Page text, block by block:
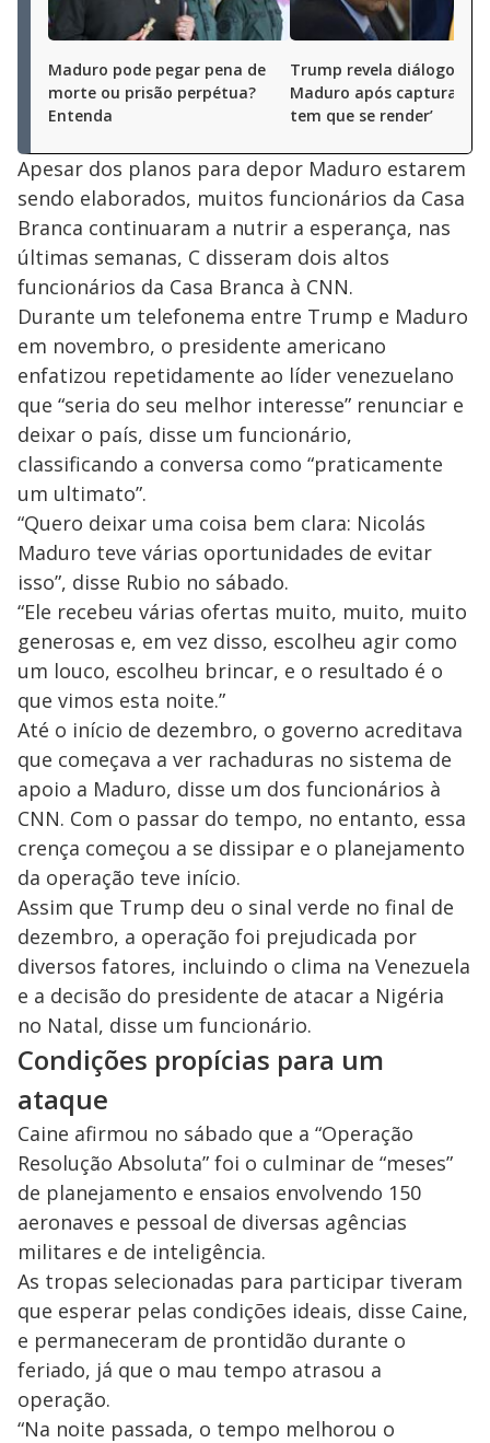
Maduro pode pegar pena de
morte ou prisão perpétua?
Entenda
Trump revela diálogo
Maduro após captura:
tem que se render’
Apesar dos planos para depor Maduro estarem
sendo elaborados, muitos funcionários da Casa
Branca continuaram a nutrir a esperança, nas
últimas semanas, C disseram dois altos
funcionários da Casa Branca à CNN.
Durante um telefonema entre Trump e Maduro
em novembro, o presidente americano
enfatizou repetidamente ao líder venezuelano
que “seria do seu melhor interesse” renunciar e
deixar o país, disse um funcionário,
classificando a conversa como “praticamente
um ultimato”.
“Quero deixar uma coisa bem clara: Nicolás
Maduro teve várias oportunidades de evitar
isso”, disse Rubio no sábado.
“Ele recebeu várias ofertas muito, muito, muito
generosas e, em vez disso, escolheu agir como
um louco, escolheu brincar, e o resultado é o
que vimos esta noite.”
Até o início de dezembro, o governo acreditava
que começava a ver rachaduras no sistema de
apoio a Maduro, disse um dos funcionários à
CNN. Com o passar do tempo, no entanto, essa
crença começou a se dissipar e o planejamento
da operação teve início.
Assim que Trump deu o sinal verde no final de
dezembro, a operação foi prejudicada por
diversos fatores, incluindo o clima na Venezuela
e a decisão do presidente de atacar a Nigéria
no Natal, disse um funcionário.
Condições propícias para um
ataque
Caine afirmou no sábado que a “Operação
Resolução Absoluta” foi o culminar de “meses”
de planejamento e ensaios envolvendo 150
aeronaves e pessoal de diversas agências
militares e de inteligência.
As tropas selecionadas para participar tiveram
que esperar pelas condições ideais, disse Caine,
e permaneceram de prontidão durante o
feriado, já que o mau tempo atrasou a
operação.
“Na noite passada, o tempo melhorou o